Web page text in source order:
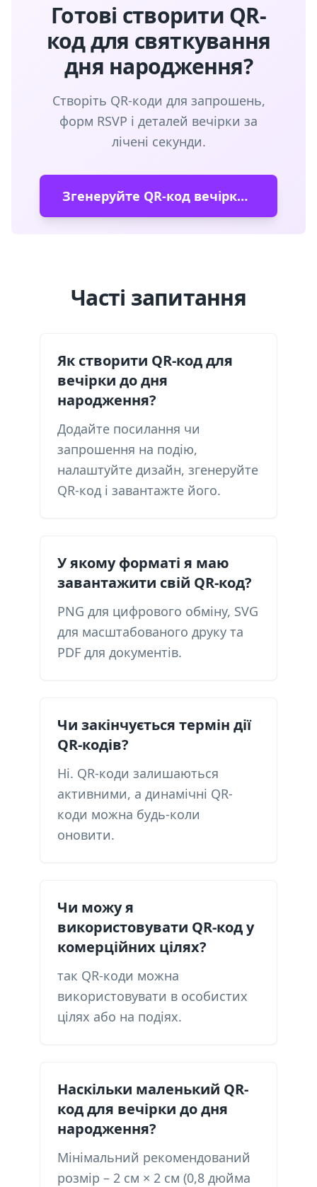
Готові створити QR-
код для святкування
дня народження?
Створіть QR-коди для запрошень,
форм RSVP і деталей вечірки за
лічені секунди.
Згенеруйте QR-код вечірки до дня народження
Часті запитання
Як створити QR-код для
вечірки до дня
народження?
Додайте посилання чи
запрошення на подію,
налаштуйте дизайн, згенеруйте
QR-код і завантажте його.
У якому форматі я маю
завантажити свій QR-код?
PNG для цифрового обміну, SVG
для масштабованого друку та
PDF для документів.
Чи закінчується термін дії
QR-кодів?
Ні. QR-коди залишаються
активними, а динамічні QR-
коди можна будь-коли
оновити.
Чи можу я
використовувати QR-код у
комерційних цілях?
так QR-коди можна
використовувати в особистих
цілях або на подіях.
Наскільки маленький QR-
код для вечірки до дня
народження?
Мінімальний рекомендований
розмір – 2 см × 2 см (0,8 дюйма